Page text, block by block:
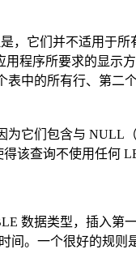
，它们并不适用于
程序所要求的显
中的所有行、第
它们包含与
该查询不使用任何
数据类型，插入
间。一个很好的规